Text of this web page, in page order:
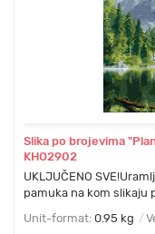
Slika po brojevima
KHO2902
UKLJUČENO
pamuka na kom slikaju
Unit-format: 0.95 kg